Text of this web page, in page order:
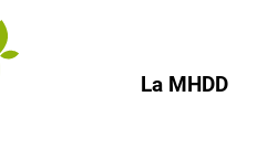
La MHDD